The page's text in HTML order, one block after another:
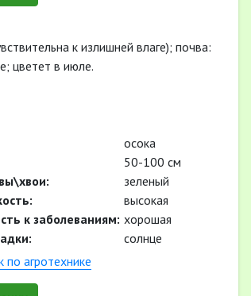
к излишней влаге); почва:
цветет в июле.
осока
50-100 см
зеленый
высокая
к заболеваниям: хорошая
солнце
по агротехнике